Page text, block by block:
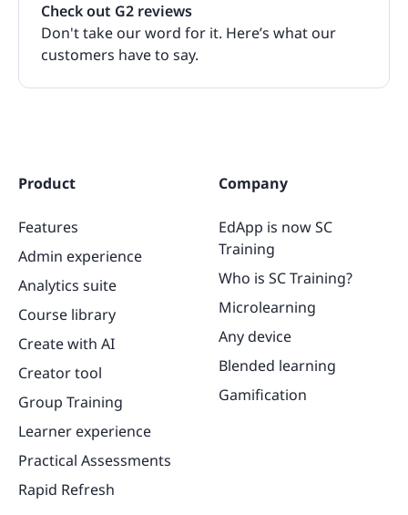
Check out G2 reviews
Don't take our word for it. Here’s what our
customers have to say.
Product
Features
Admin experience
Analytics suite
Course library
Create with AI
Creator tool
Group Training
Learner experience
Practical Assessments
Rapid Refresh
Company
EdApp is now SC
Training
Who is SC Training?
Microlearning
Any device
Blended learning
Gamification